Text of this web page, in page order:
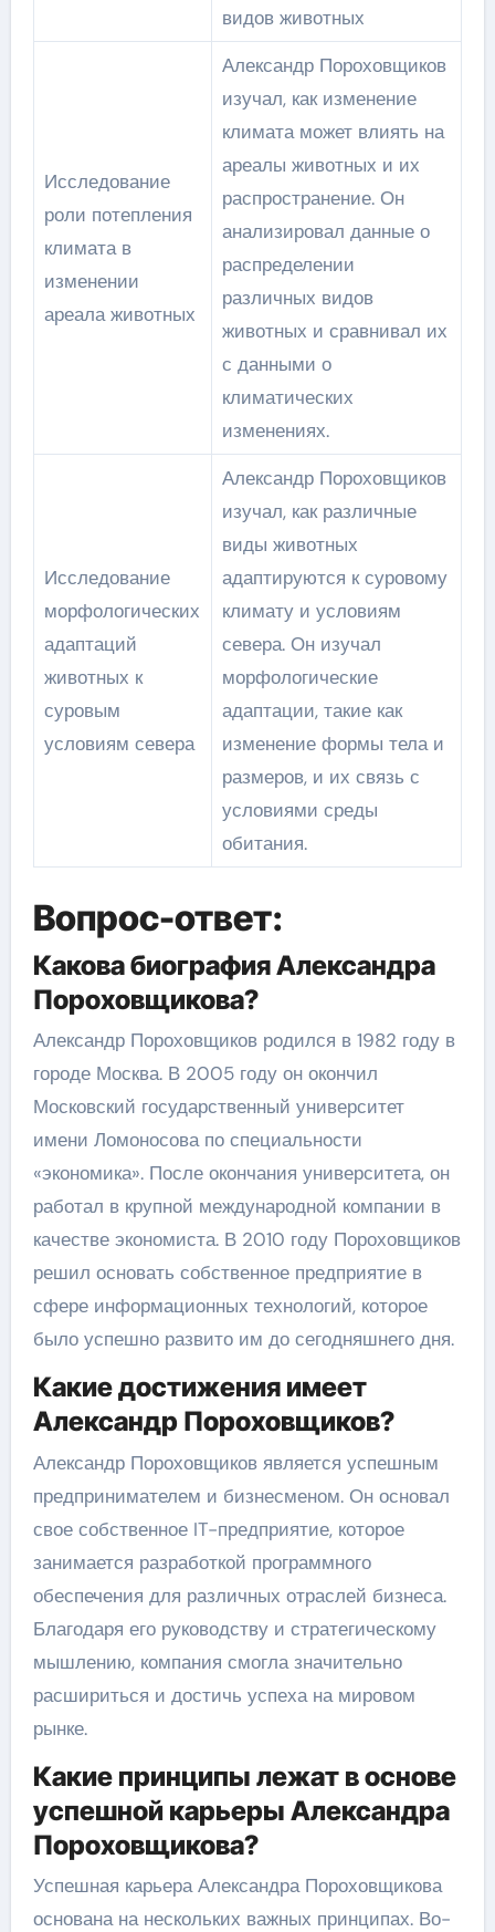
видов животных
Исследование
роли потепления
климата в
изменении
ареала животных
Александр Пороховщиков
изучал, как изменение
климата может влиять на
ареалы животных и их
распространение. Он
анализировал данные о
распределении
различных видов
животных и сравнивал их
с данными о
климатических
изменениях.
Исследование
морфологических
адаптаций
животных к
суровым
условиям севера
Александр Пороховщиков
изучал, как различные
виды животных
адаптируются к суровому
климату и условиям
севера. Он изучал
морфологические
адаптации, такие как
изменение формы тела и
размеров, и их связь с
условиями среды
обитания.
Вопрос-ответ:
Какова биография Александра
Пороховщикова?
Александр Пороховщиков родился в 1982 году в
городе Москва. В 2005 году он окончил
Московский государственный университет
имени Ломоносова по специальности
«экономика». После окончания университета, он
работал в крупной международной компании в
качестве экономиста. В 2010 году Пороховщиков
решил основать собственное предприятие в
сфере информационных технологий, которое
было успешно развито им до сегодняшнего дня.
Какие достижения имеет
Александр Пороховщиков?
Александр Пороховщиков является успешным
предпринимателем и бизнесменом. Он основал
свое собственное IT-предприятие, которое
занимается разработкой программного
обеспечения для различных отраслей бизнеса.
Благодаря его руководству и стратегическому
мышлению, компания смогла значительно
расшириться и достичь успеха на мировом
рынке.
Какие принципы лежат в основе
успешной карьеры Александра
Пороховщикова?
Успешная карьера Александра Пороховщикова
основана на нескольких важных принципах. Во-